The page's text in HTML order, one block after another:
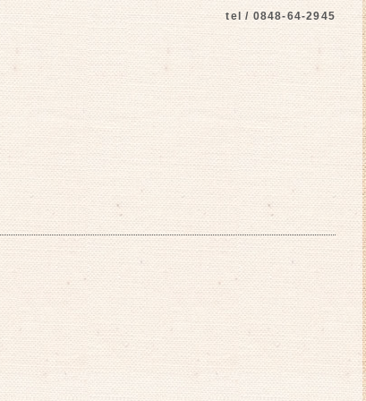
tel / 0848-64-2945